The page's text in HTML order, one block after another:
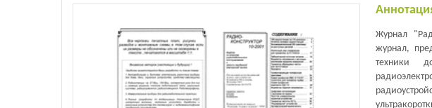
Журнал
журнал,
техники